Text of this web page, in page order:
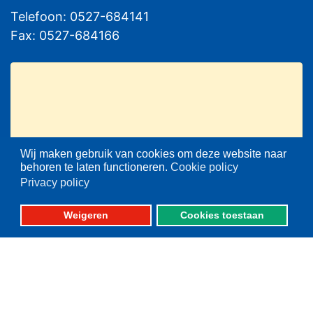
Wij maken gebruik van cookies om deze website naar
behoren te laten functioneren. Cookie policy
Privacy policy
Weigeren Cookies toestaan
Telefoon: 0527-684141
Fax: 0527-684166
Please set your twitter API
key properly in your
shortcode ultimate plugin